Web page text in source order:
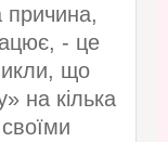
причина,
- це
що
на кілька